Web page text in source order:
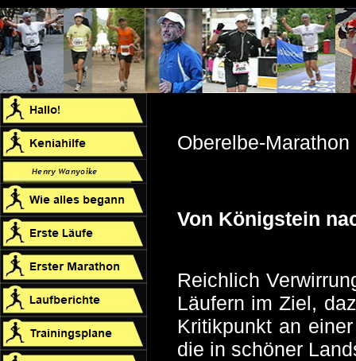
Oberelbe-
Von Königstein
Reichlich
Läufern im Ziel,
Kritikpunkt an
die in schöner